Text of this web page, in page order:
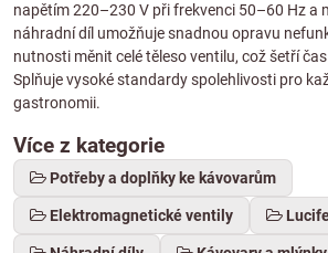
napětím 220–230 V při frekvenci 50–60 Hz a
náhradní díl umožňuje snadnou opravu
nutnosti měnit celé těleso ventilu, což šetří
Splňuje vysoké standardy spolehlivosti pro
gastronomii.
Více z kategorie
Potřeby a doplňky ke kávovarům
Elektromagnetické ventily